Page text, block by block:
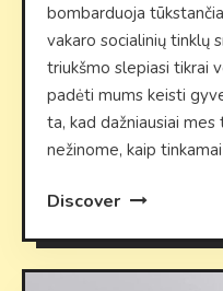
bombarduoja
vakaro socialinių tinklų
triukšmo slepiasi tikrai
padėti mums keisti
ta, kad dažniausiai
nežinome, kaip
Discover